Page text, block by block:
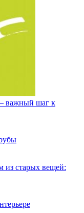
важный шаг к
из старых вещей: